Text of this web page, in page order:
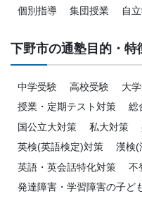
個別指導 集団授業 自
下野市の通塾目的・特
中学受験 高校受験 大
授業・定期テスト対策
総
国公立大対策
私大対策
英検(英語検定)対策
漢検(
英語・英会話特化対策
不
発達障害・学習障害の子ど